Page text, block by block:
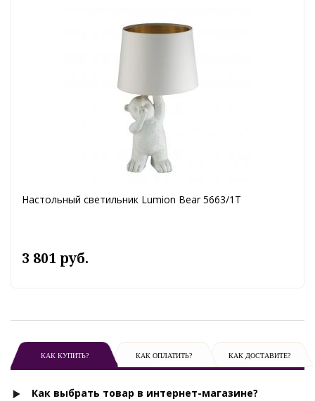
Настольный светильник Lumion Bear 5663/1T
3 801 руб.
КАК КУПИТЬ? КАК ОПЛАТИТЬ? КАК ДОСТАВИТЕ?
Как выбрать товар в интернет-магазине?